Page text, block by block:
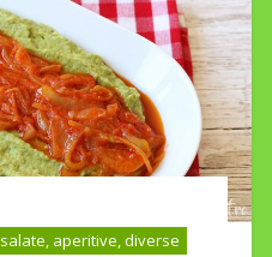
salate, aperitive, diverse